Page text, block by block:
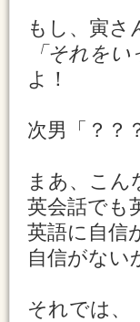
もし、寅さ
「それを
よ！
次男「？？
まあ、こん
英会話でも
英語に自信
自信がない
それでは、